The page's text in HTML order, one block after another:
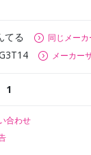
てる 同じメー
メーカー
1
合わせ